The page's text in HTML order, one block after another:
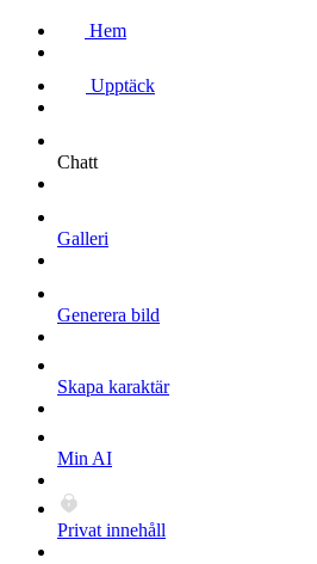
Hem
Upptäck
Chatt
Galleri
Generera bild
Skapa karaktär
Min AI
Privat innehåll